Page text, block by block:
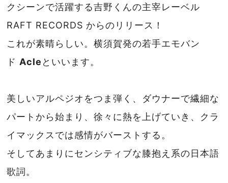
クシーンで活躍する吉野くんの主宰レーベル
RAFT RECORDS からのリリース！
これが素晴らしい。横須賀発の若手エモバン
ド Acle といいます。
美しいアルペジオをつま弾く、ダウナーで繊細な
パートから始まり、徐々に熱を上げていき、クラ
イマックスでは感情がバーストする。
そしてあまりにセンシティブな膝抱え系の日本語
歌詞。